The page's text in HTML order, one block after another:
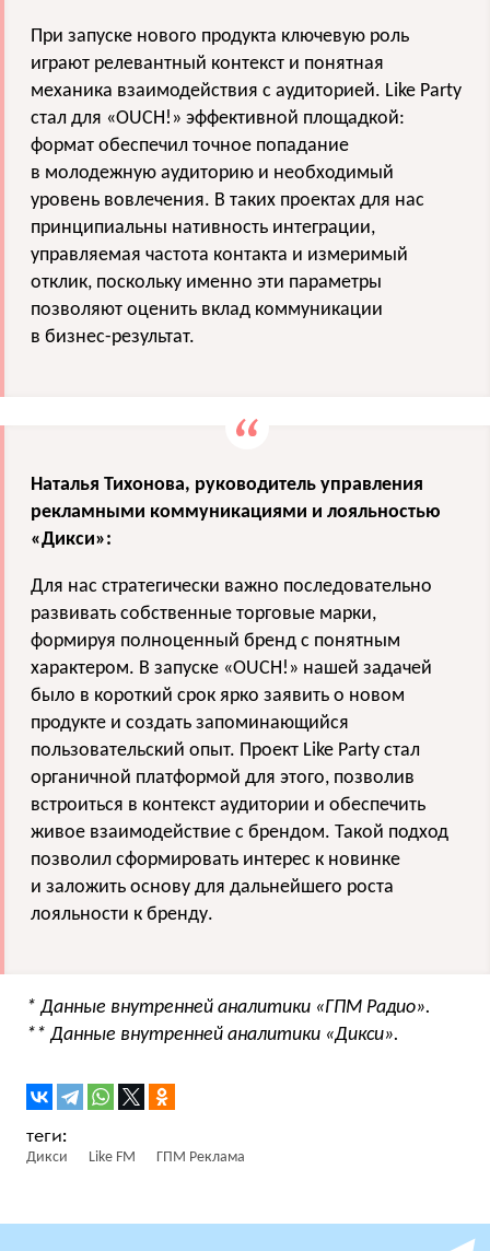
При запуске нового продукта ключевую роль
играют релевантный контекст и понятная
механика взаимодействия с аудиторией. Like Party
стал для «OUCH!» эффективной площадкой:
формат обеспечил точное попадание
в молодежную аудиторию и необходимый
уровень вовлечения. В таких проектах для нас
принципиальны нативность интеграции,
управляемая частота контакта и измеримый
отклик, поскольку именно эти параметры
позволяют оценить вклад коммуникации
в бизнес-результат.
Наталья Тихонова, руководитель управления
рекламными коммуникациями и лояльностью
«Дикси»:
Для нас стратегически важно последовательно
развивать собственные торговые марки,
формируя полноценный бренд с понятным
характером. В запуске «OUCH!» нашей задачей
было в короткий срок ярко заявить о новом
продукте и создать запоминающийся
пользовательский опыт. Проект Like Party стал
органичной платформой для этого, позволив
встроиться в контекст аудитории и обеспечить
живое взаимодействие с брендом. Такой подход
позволил сформировать интерес к новинке
и заложить основу для дальнейшего роста
лояльности к бренду.
* Данные внутренней аналитики «ГПМ Радио».
** Данные внутренней аналитики «Дикси».
Дикси Like FM ГПМ Реклама